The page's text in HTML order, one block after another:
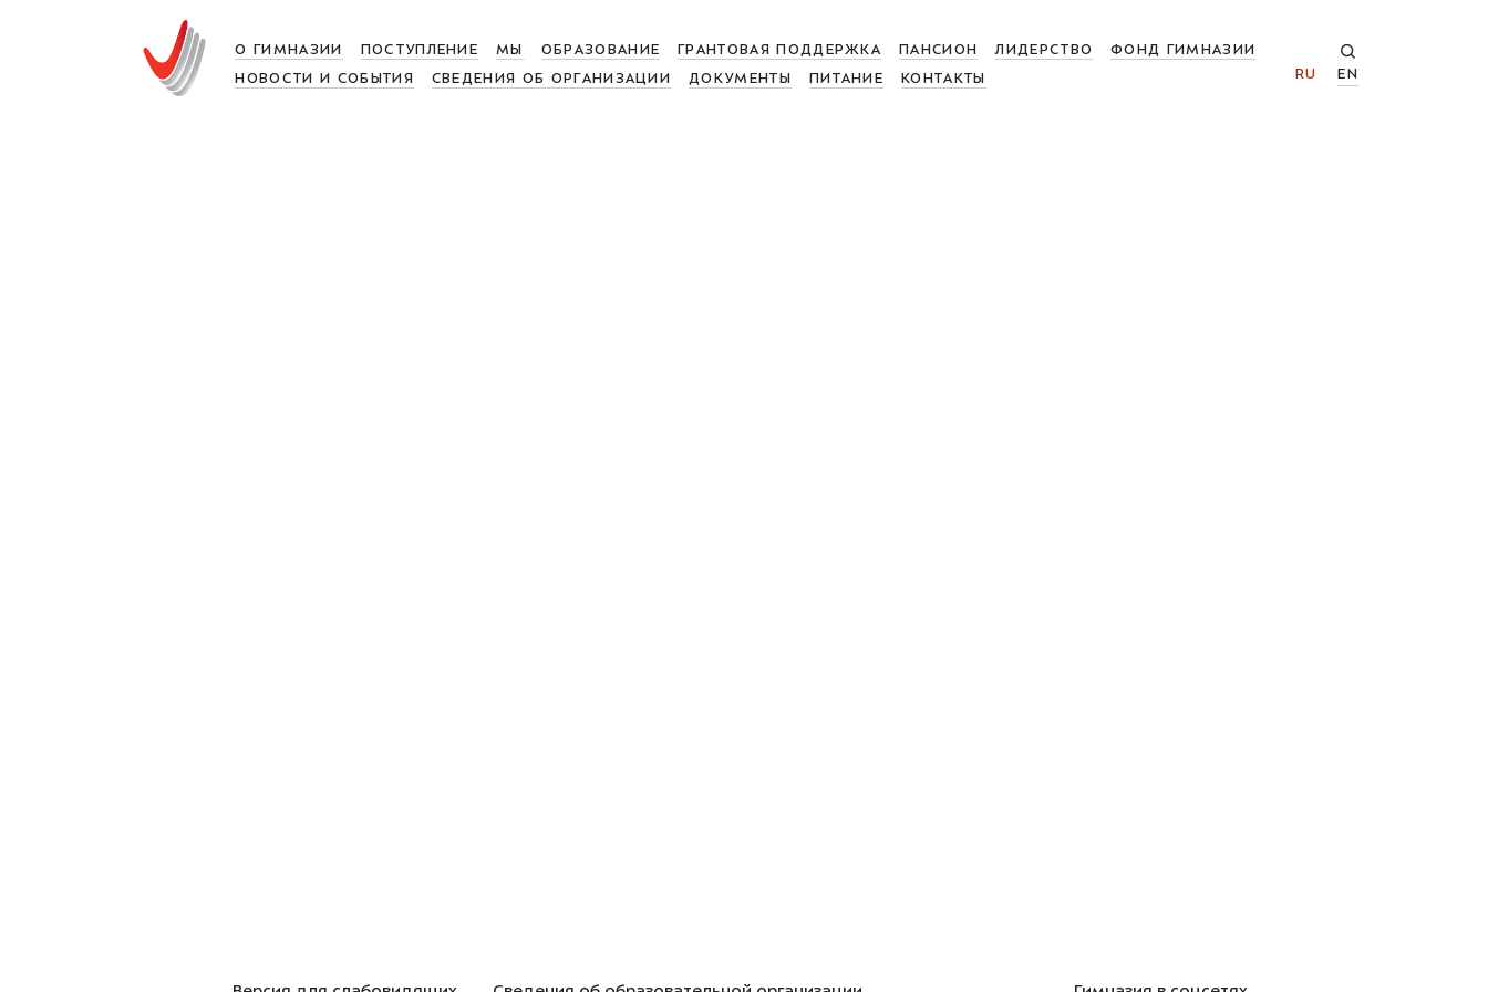
О ГИМНАЗИИ ПОСТУПЛЕНИЕ МЫ ОБРАЗОВАНИЕ ГРАНТОВАЯ ПОДДЕРЖКА ПАНСИОН ЛИДЕРСТВО
ФОНД ГИМНАЗИИ
НОВОСТИ И СОБЫТИЯ
СВЕДЕНИЯ ОБ ОРГАНИЗАЦИИ ДОКУМЕНТЫ ПИТАНИЕ КОНТАКТЫ RU EN